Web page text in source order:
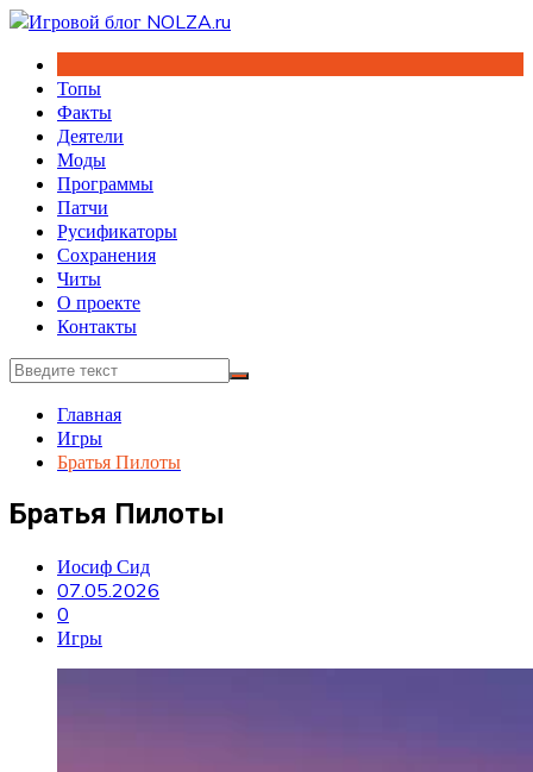
Перейти
содержимому
Топы
Факты
Деятели
Моды
Программы
Патчи
Русификаторы
Сохранения
Читы
О проекте
Контакты
Главная
Игры
Братья Пилоты
Братья Пилоты
Иосиф Сид
07.05.2026
0
Игры